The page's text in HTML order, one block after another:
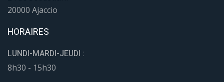
20000 Ajaccio
HORAIRES
LUNDI-MARDI-JEUDI :
8h30 - 15h30